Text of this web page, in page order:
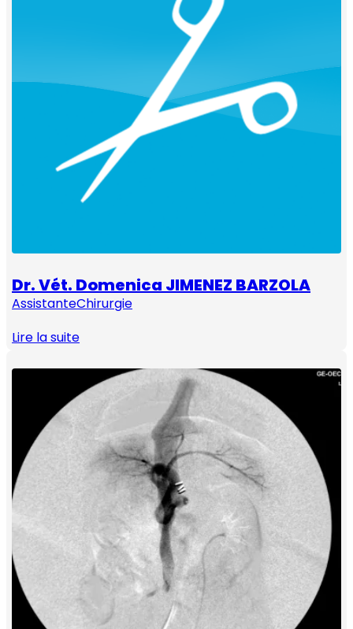
Dr. Vét. Domenica JIMENEZ BARZOLA
AssistanteChirurgie
Lire la suite